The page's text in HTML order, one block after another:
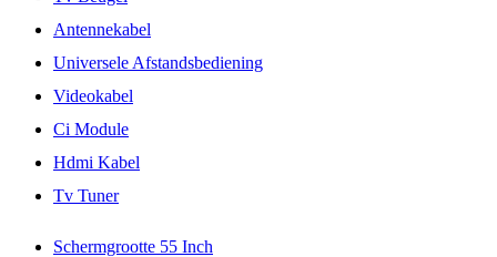
Antennekabel
Universele Afstandsbediening
Videokabel
Ci Module
Hdmi Kabel
Tv Tuner
Schermgrootte 55 Inch